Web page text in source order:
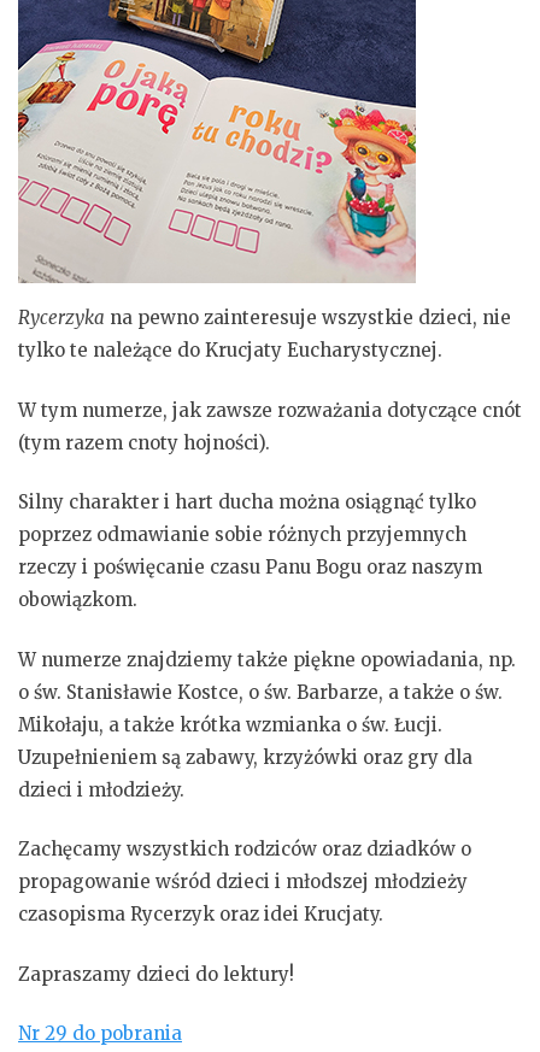
Rycerzyka na pewno zainteresuje wszystkie dzieci, nie
tylko te należące do Krucjaty Eucharystycznej.
W tym numerze, jak zawsze rozważania dotyczące cnót
(tym razem cnoty hojności).
Silny charakter i hart ducha można osiągnąć tylko
poprzez odmawianie sobie różnych przyjemnych
rzeczy i poświęcanie czasu Panu Bogu oraz naszym
obowiązkom.
W numerze znajdziemy także piękne opowiadania, np.
o św. Stanisławie Kostce, o św. Barbarze, a także o św.
Mikołaju, a także krótka wzmianka o św. Łucji.
Uzupełnieniem są zabawy, krzyżówki oraz gry dla
dzieci i młodzieży.
Zachęcamy wszystkich rodziców oraz dziadków o
propagowanie wśród dzieci i młodszej młodzieży
czasopisma Rycerzyk oraz idei Krucjaty.
Zapraszamy dzieci do lektury!
Nr 29 do pobrania